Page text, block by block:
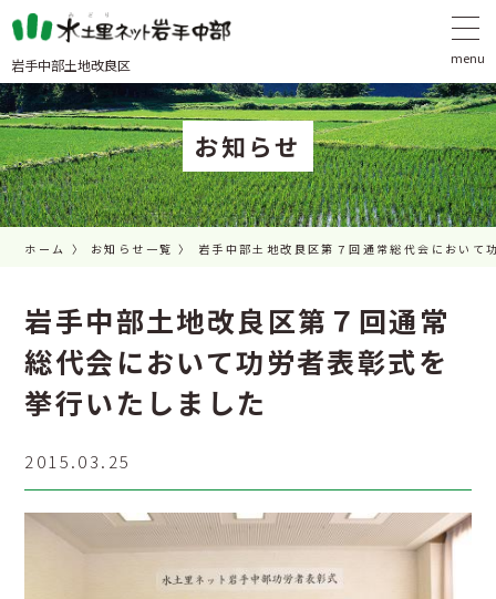
岩手中部土地改良区
お知らせ
ホーム お知らせ一覧 岩手中部土地改良区第７回通常総代会において
岩手中部土地改良区第７回通常
総代会において功労者表彰式を
挙行いたしました
2015.03.25